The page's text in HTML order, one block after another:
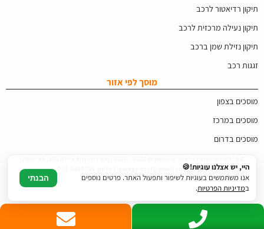
תיקון רדיאטור לרכב
תיקון נעילה מרכזית לרכב
תיקון נזילת שמן ברכב
זגגות רכב
מוסך לפי אזור
מוסכים בצפון
מוסכים במרכז
מוסכים בדרום
דוא"ל: igarage.co.il@gmail.com | טלפון: 073-3488759
היי, יש אצלנו עוגיות!🍪
אנו משתמשים בעוגיות לשיפור ותפעול האתר. פרטים נוספים
במדיניות הפרטיות.
הבנתי